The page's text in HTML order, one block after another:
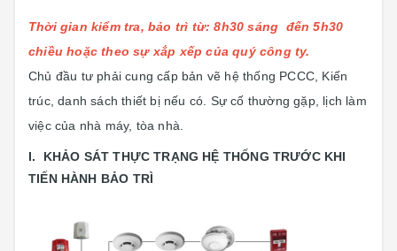
Thời gian kiểm tra, bảo trì từ: 8h30 sáng đến 5h30
chiều hoặc theo sự xắp xếp của quý công ty.
Chủ đầu tư phải cung cấp bản vẽ hệ thống PCCC, Kiến
trúc, danh sách thiết bị nếu có. Sự cố thường gặp, lịch làm
việc của nhà máy, tòa nhà.
I. KHẢO SÁT THỰC TRẠNG HỆ THỐNG TRƯỚC KHI
TIẾN HÀNH BẢO TRÌ